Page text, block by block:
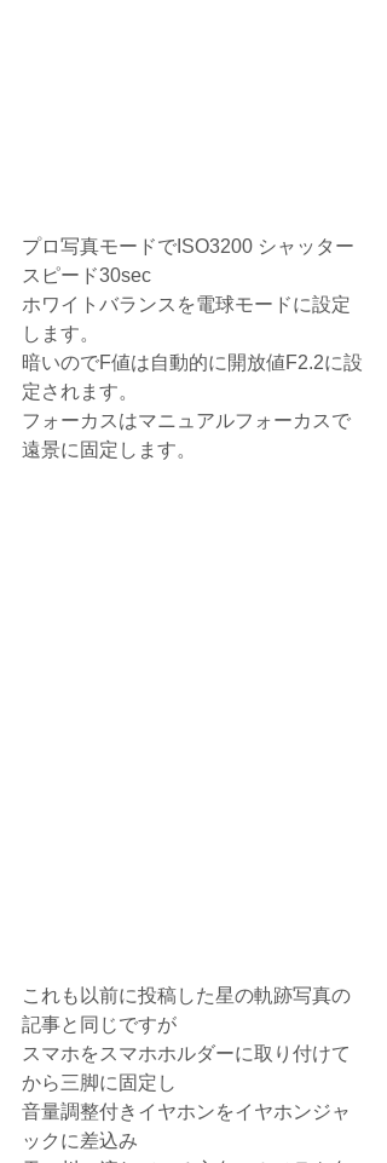
プロ写真モードでISO3200 シャッター
スピード30sec
ホワイトバランスを電球モードに設定
します。
暗いのでF値は自動的に開放値F2.2に設
定されます。
フォーカスはマニュアルフォーカスで
遠景に固定します。
これも以前に投稿した星の軌跡写真の
記事と同じですが
スマホをスマホホルダーに取り付けて
から三脚に固定し
音量調整付きイヤホンをイヤホンジャ
ックに差込み